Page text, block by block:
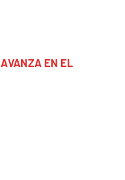
EN EL